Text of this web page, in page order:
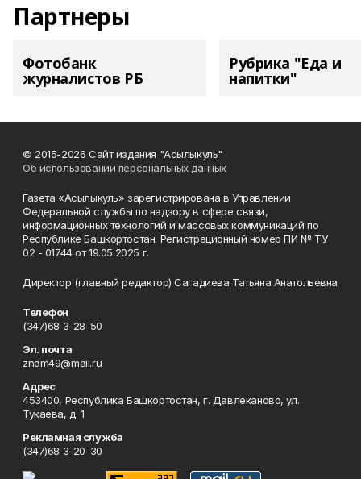
Партнеры
Фотобанк
журналистов РБ
Рубрика "Еда и
напитки"
© 2015-2026 Сайт издания "Асылыкуль"
Об использовании персональных данных
Газета «Асылыкуль» зарегистрирована в Управлении
Федеральной службы по надзору в сфере связи,
информационных технологий и массовых коммуникаций по
Республике Башкортостан. Регистрационный номер ПИ № ТУ
02 - 01744 от 19.05.2025 г.
Директор (главный редактор) Сагадиева Татьяна Анатольевна
Телефон
(347)68 3-28-50
Эл. почта
znam49@mail.ru
Адрес
453400, Республика Башкортостан, г. Давлеканово, ул.
Тукаева, д. 1
Рекламная служба
(347)68 3-20-30